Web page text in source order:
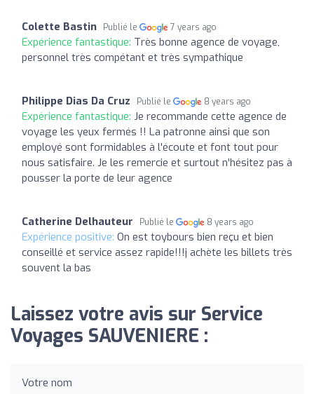
Colette Bastin Publié le 7 years ago
Expérience fantastique: Très bonne agence de voyage,
personnel très compétant et très sympathique
Philippe Dias Da Cruz Publié le 8 years ago
Expérience fantastique: Je recommande cette agence de
voyage les yeux fermés !! La patronne ainsi que son
employé sont formidables à l'écoute et font tout pour
nous satisfaire. Je les remercie et surtout n'hésitez pas à
pousser la porte de leur agence
Catherine Delhauteur Publié le 8 years ago
Expérience positive: On est toybours bien reçu et bien
conseillé et service assez rapide!!!j achète les billets très
souvent la bas
Laissez votre avis sur Service
Voyages SAUVENIERE :
Votre nom